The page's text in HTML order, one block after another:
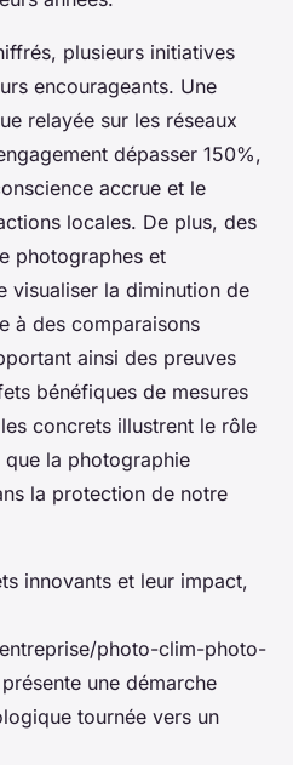
plusieurs initiatives
encourageants. Une
relayée sur les réseaux
dépasser 150%,
accrue et le
locales. De plus, des
photographes et
visualiser la diminution de
à des comparaisons
ainsi des preuves
bénéfiques de mesures
concrets illustrent le rôle
la photographie
la protection de notre
innovants et leur impact,
photo-clim-photo-
une démarche
tournée vers un